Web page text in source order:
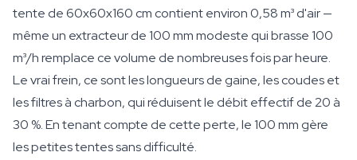
tente de 60x60x160 cm contient environ 0,58 m³ d'air —
même un extracteur de 100 mm modeste qui brasse 100
m³/h remplace ce volume de nombreuses fois par heure.
Le vrai frein, ce sont les longueurs de gaine, les coudes et
les filtres à charbon, qui réduisent le débit effectif de 20 à
30 %. En tenant compte de cette perte, le 100 mm gère
les petites tentes sans difficulté.